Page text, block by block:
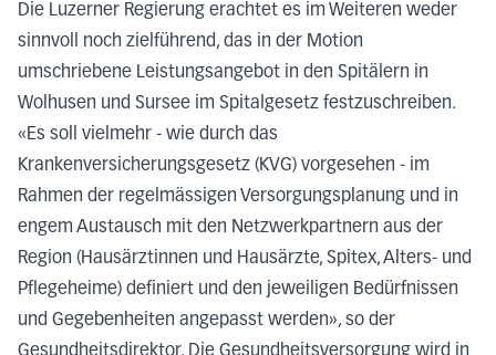
Die Luzerner Regierung erachtet es im Weiteren weder
sinnvoll noch zielführend, das in der Motion
umschriebene Leistungsangebot in den Spitälern in
Wolhusen und Sursee im Spitalgesetz festzuschreiben.
«Es soll vielmehr - wie durch das
Krankenversicherungsgesetz (KVG) vorgesehen - im
Rahmen der regelmässigen Versorgungsplanung und in
engem Austausch mit den Netzwerkpartnern aus der
Region (Hausärztinnen und Hausärzte, Spitex, Alters- und
Pflegeheime) definiert und den jeweiligen Bedürfnissen
und Gegebenheiten angepasst werden», so der